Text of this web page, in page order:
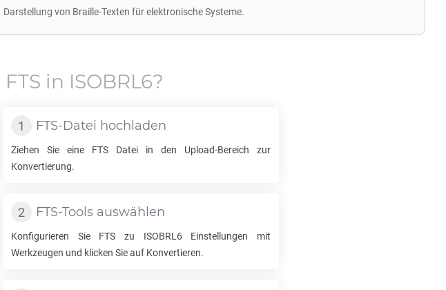
Darstellung von Braille-Texten für elektronische Systeme.
FTS in ISOBRL6?
FTS-Datei hochladen
Ziehen Sie eine FTS Datei in den Upload-Bereich zur
Konvertierung.
FTS-Tools auswählen
Konfigurieren Sie FTS zu ISOBRL6Einstellungen mit
Werkzeugen und klicken Sie auf Konvertieren.